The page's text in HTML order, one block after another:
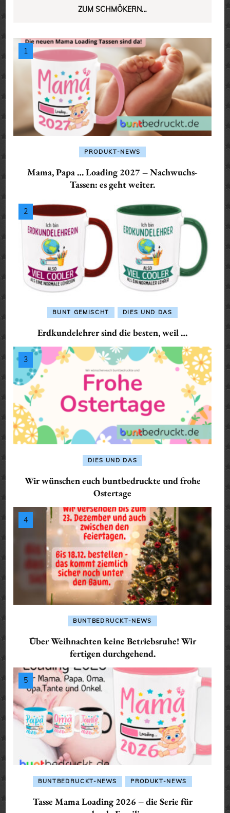
ZUM SCHMÖKERN…
PRODUKT-NEWS
Mama, Papa … Loading 2027 – Nachwuchs-
Tassen: es geht weiter.
BUNT GEMISCHT DIES UND DAS
Erdkundelehrer sind die besten, weil …
DIES UND DAS
Wir wünschen euch buntbedruckte und frohe
Ostertage
BUNTBEDRUCKT-NEWS
Über Weihnachten keine Betriebsruhe! Wir
fertigen durchgehend.
BUNTBEDRUCKT-NEWS PRODUKT-NEWS
Tasse Mama Loading 2026 – die Serie für